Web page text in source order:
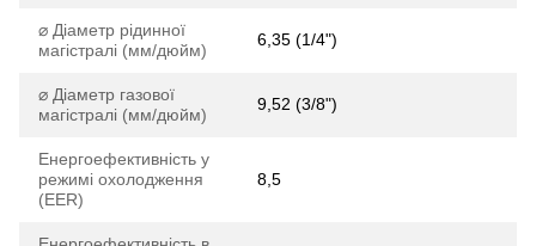
⌀ Діаметр рідинної
магістралі (мм/дюйм)
6,35 (1/4")
⌀ Діаметр газової
магістралі (мм/дюйм)
9,52 (3/8")
Енергоефективність у
режимі охолодження
(EER)
8,5